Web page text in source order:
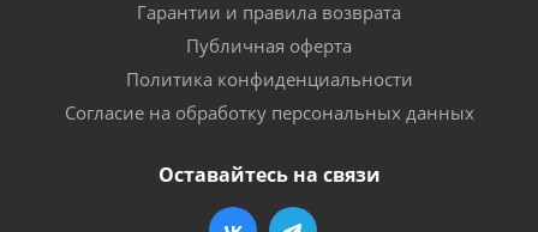
Гарантии и правила возврата
Публичная оферта
Политика конфиденциальности
Согласие на обработку персональных данных
Оставайтесь на связи